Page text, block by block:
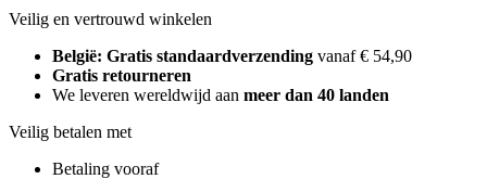
Veilig en vertrouwd winkelen
België: Gratis standaardverzending vanaf € 54,90
Gratis retourneren
We leveren wereldwijd aan meer dan 40 landen
Veilig betalen met
Betaling vooraf